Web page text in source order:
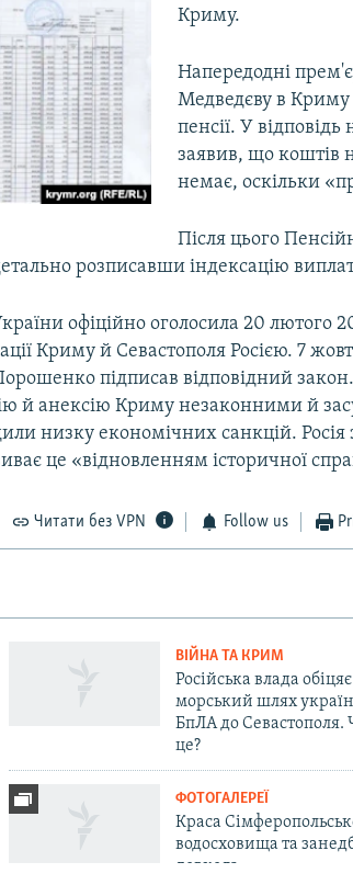
Криму.
Напередодні
Медведєву в
пенсії. У
заявив, що коштів
немає, оскільки
Після цього
розписавши індексацію
офіційно оголосила 20 лютого
Криму й Севастополя Росією. 7
підписав відповідний
й анексію Криму незаконними й
низку економічних санкцій. Росія
це «відновленням історичної
Читати без VPN Follow us
ВІЙНА ТА КРИМ
Російська влада
морський шлях
БпЛА до Севастополя.
це?
ФОТОГАЛЕРЕЇ
Краса
водосховища та
довкола